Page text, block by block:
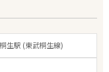
生駅 (東武桐生線)